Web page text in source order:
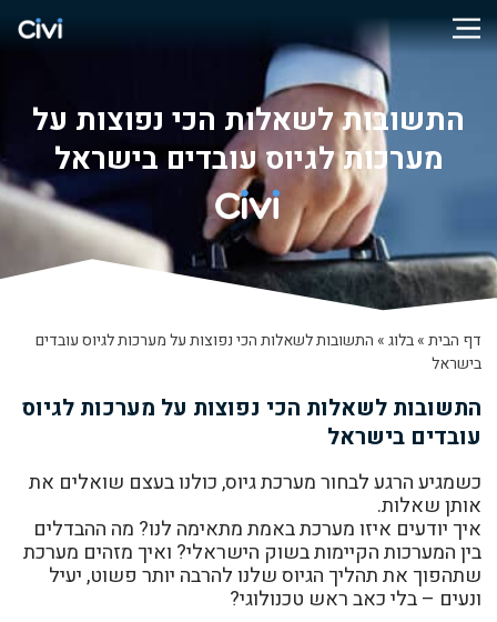
התשובות לשאלות הכי נפוצות על
מערכות לגיוס עובדים בישראל
דף הבית»בלוג»התשובות לשאלות הכי נפוצות על מערכות לגיוס עובדים
בישראל
התשובות לשאלות הכי נפוצות על מערכות לגיוס
עובדים בישראל
כשמגיע הרגע לבחור מערכת גיוס, כולנו בעצם שואלים את
אותן שאלות.
איך יודעים איזו מערכת באמת מתאימה לנו? מה ההבדלים
בין המערכות הקיימות בשוק הישראלי? ואיך מזהים מערכת
שתהפוך את תהליך הגיוס שלנו להרבה יותר פשוט, יעיל
ונעים – בלי כאב ראש טכנולוגי?